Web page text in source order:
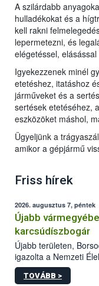
A szilárdabb
hulladékokat és a
kell rakni
lepermetezni, és
elégetéssel,
Igyekezzenek minél
etetéshez, itatáshoz
járműveket és a
sertések etetéséhez,
eszközöket máshol,
Ügyeljünk a
amikor a gépjármű
Friss hírek
2026. augusztus 7, péntek
Újabb
karcsúdíszbogár
Újabb területen,
igazolta a Nemzeti
kőrisrontó
kártevőt nem csak
TOVÁBB >